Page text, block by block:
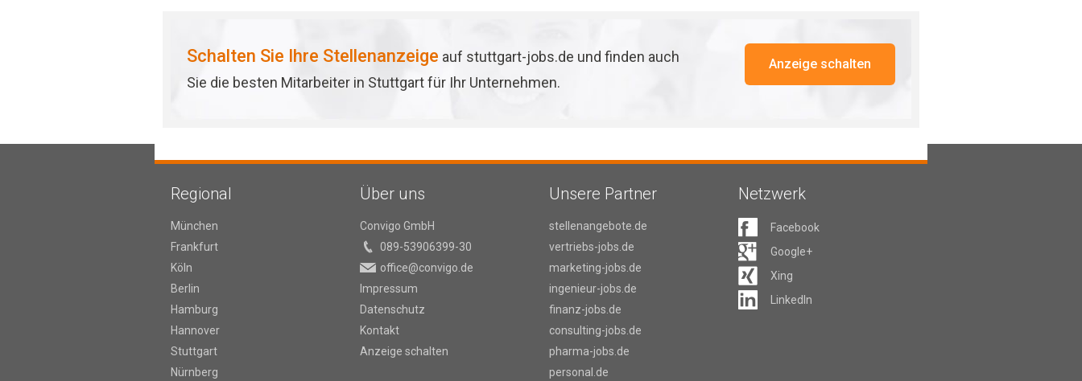
Schalten Sie Ihre Stellenanzeige auf stuttgart-jobs.de und finden auch
Sie die besten Mitarbeiter in Stuttgart für Ihr Unternehmen.
Anzeige schalten
Regional
München
Frankfurt
Köln
Berlin
Hamburg
Hannover
Stuttgart
Nürnberg
Über uns
Convigo GmbH
089-53906399-30
office@convigo.de
Impressum
Datenschutz
Kontakt
Anzeige schalten
Unsere Partner
stellenangebote.de
vertriebs-jobs.de
marketing-jobs.de
ingenieur-jobs.de
finanz-jobs.de
consulting-jobs.de
pharma-jobs.de
personal.de
Netzwerk
Facebook
Google+
Xing
LinkedIn